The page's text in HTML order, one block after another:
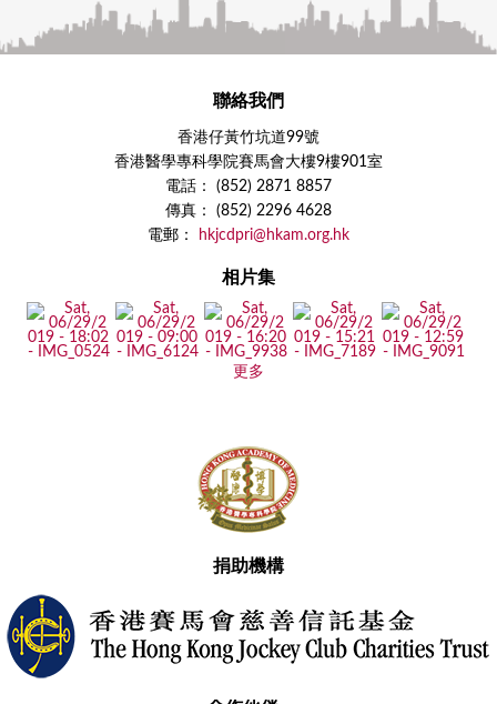
聯絡我們
香港仔黃竹坑道99號
香港醫學專科學院賽馬會大樓9樓901室
電話： (852) 2871 8857
傳真： (852) 2296 4628
電郵：
hkjcdpri@hkam.org.hk
相片集
更多
捐助機構